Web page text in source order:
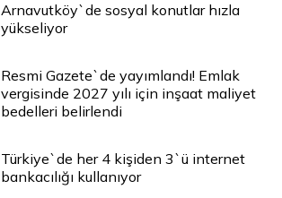
Arnavutköy`de sosyal konutlar hızla
yükseliyor
Resmi Gazete`de yayımlandı! Emlak
vergisinde 2027 yılı için inşaat maliyet
bedelleri belirlendi
Türkiye`de her 4 kişiden 3`ü internet
bankacılığı kullanıyor